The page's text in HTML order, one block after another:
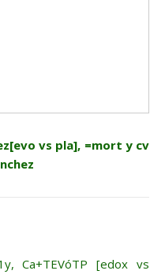
vs pla], =mort y cv
Ca+TEVóTP [edox vs